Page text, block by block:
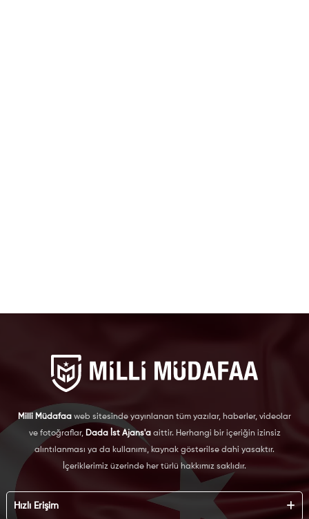
Milli Müdafaa web sitesinde yayınlanan tüm yazılar, haberler, videolar
ve fotoğraflar, Dada İst Ajans'aaittir. Herhangi bir içeriğin izinsiz
alıntılanması ya da kullanımı, kaynak gösterilse dahi yasaktır.
İçeriklerimiz üzerinde her türlü hakkımız saklıdır.
Hızlı Erişim